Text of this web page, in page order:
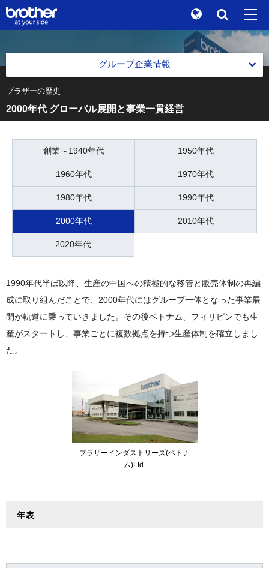
ja 日本語
検索
Global
サステナビリティ
グループ企業情報
ブラザーミュージアム
各製品サイトへ
グループ企業情報
グループ本社 ブラザー工業株式会社 会社情報
会社概要
役員一覧
トップメッセージ
ブラザーグループ グローバル憲章
ブラザーグループビジョン
事業紹介
事業紹介
プリンティング・アンド・ソリューションズ事業
インダストリアル・プリンティング事業
グループ拠点一覧
主な国内拠点
南北アメリカ
アジア・オセアニア・中近東・アフリカ
ブラザーの歴史
ブラザーの歴史
2020年代
創業～1940年代
ブラザーの歴史
2000年代 グローバル展開と事業一貫経営
創業～1940年代 1950年代
1960年代 1970年代
1980年代 1990年代
2000年代 2010年代
2020年代
1990年代半ば以降、生産の中国への積極的な移管と販売体制の再編
成に取り組んだことで、2000年代にはグループ一体となった事業展
開が軌道に乗っていきました。その後ベトナム、フィリピンでも生
産がスタートし、事業ごとに複数拠点を持つ生産体制を確立しまし
た。
ブラザーインダストリーズ(ベトナ
ム)Ltd.
年表